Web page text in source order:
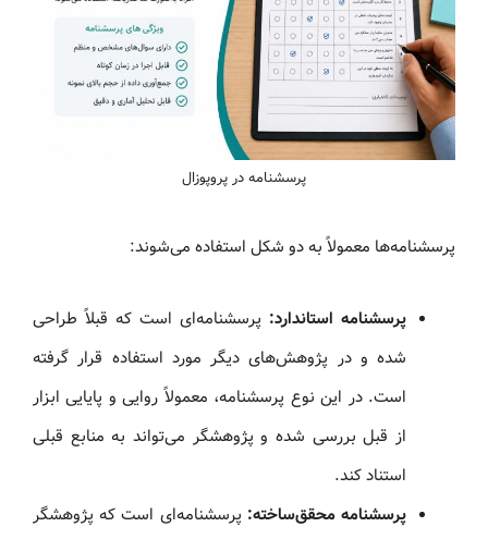
پرسشنامه در پروپوزال
پرسشنامه‌ها معمولاً به دو شکل استفاده می‌شوند:
پرسشنامه استاندارد: پرسشنامه‌ای است که قبلاً طراحی
شده و در پژوهش‌های دیگر مورد استفاده قرار گرفته
است. در این نوع پرسشنامه، معمولاً روایی و پایایی ابزار
از قبل بررسی شده و پژوهشگر می‌تواند به منابع قبلی
استناد کند.
پرسشنامه محقق‌ساخته: پرسشنامه‌ای است که پژوهشگر